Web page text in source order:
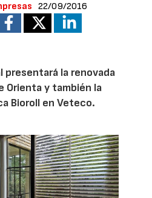
22/09/2016
presentará la renovada
Orienta y también la
Bioroll en Veteco.